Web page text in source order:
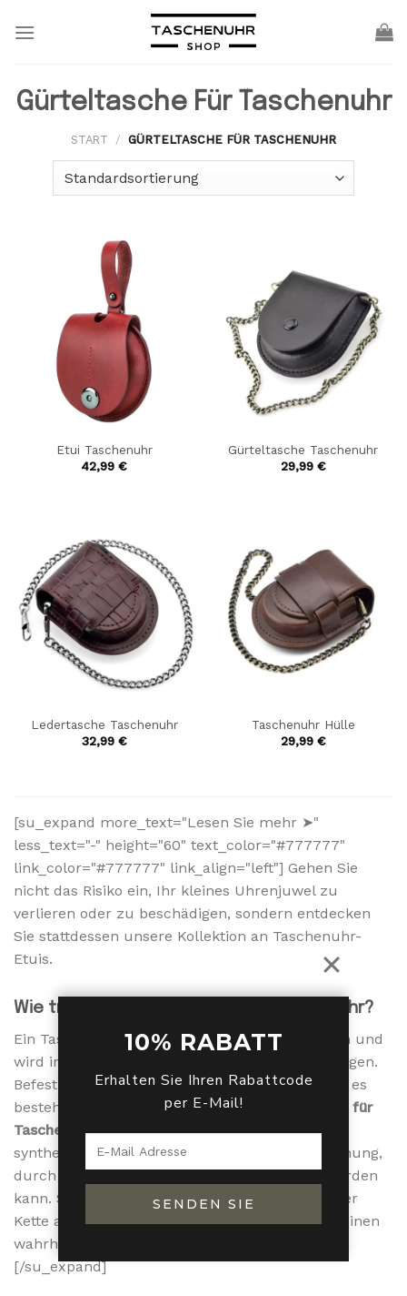
Gürteltasche Für Taschenuhr
START / GÜRTELTASCHE FÜR TASCHENUHR
Etui Taschenuhr
42,99 €
Gürteltasche Taschenuhr
29,99 €
Ledertasche Taschenuhr
32,99 €
Taschenuhr Hülle
29,99 €
[su_expand more_text="Lesen Sie mehr ➤"
less_text="-" height="60" text_color="#777777"
link_color="#777777" link_align="left"] Gehen Sie
nicht das Risiko ein, Ihr kleines Uhrenjuwel zu
verlieren oder zu beschädigen, sondern entdecken
Sie stattdessen unsere Kollektion an Taschenuhr-
Etuis.
Wie trägt man ein Etui für eine Taschenuhr?
Ein Taschenuhr-Etui ist im Alltag sehr praktisch und
wird in der Regel in der Taille an der Hose getragen.
Befestigen Sie es richtig mit einem Riemen und es
besteht keine Gefahr, dass es sich löst. Das
Etui für
Taschenuhrenbesteht aus echtem Leder oder
synthetischem Material und hat eine kleine Öffnung,
durch die die Kette der Taschenuhr geführt werden
kann. So haben Sie die Möglichkeit, das Ende der
Kette an einem Hosenbund zu befestigen, um einen
wahrhaft gentlemanhaften Stil zu erzielen.
[/su_expand]
10% RABATT
Erhalten Sie Ihren Rabattcode
per E-Mail!
SENDEN SIE